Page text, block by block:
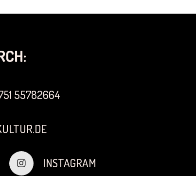
55782664
INSTAGRAM